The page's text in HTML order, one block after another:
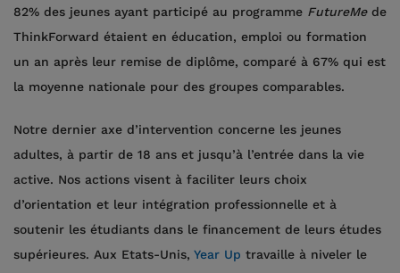
82% des jeunes ayant participé au programme FutureMede
ThinkForward étaient en éducation, emploi ou formation
un an après leur remise de diplôme, comparé à 67% qui est
la moyenne nationale pour des groupes comparables.
Notre dernier axe d’intervention concerne les jeunes
adultes, à partir de 18 ans et jusqu’à l’entrée dans la vie
active. Nos actions visent à faciliter leurs choix
d’orientation et leur intégration professionnelle et à
soutenir les étudiants dans le financement de leurs études
supérieures. Aux Etats-Unis, Year Up travaille à niveler le